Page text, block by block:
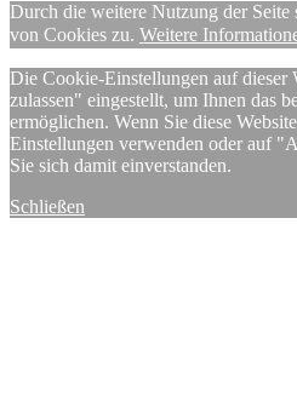
Durch die weitere Nutzung der Seite
von Cookies zu. Weitere
Die Cookie-Einstellungen auf dieser
zulassen" eingestellt, um Ihnen das
ermöglichen. Wenn Sie diese
Einstellungen verwenden oder auf
Sie sich damit einverstanden.
Schließen